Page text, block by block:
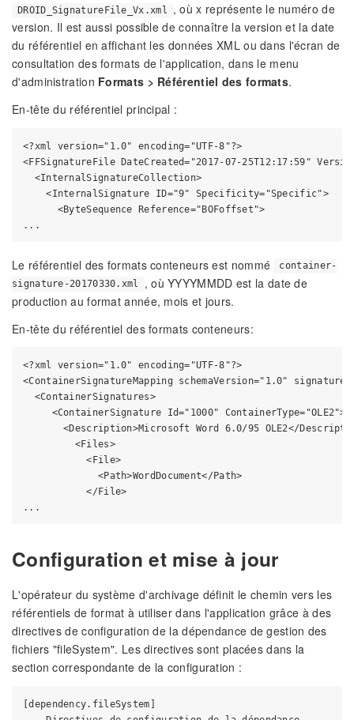
DROID_SignatureFile_Vx.xml
, où x représente le numéro de
version. Il est aussi possible de connaître la version et la date
du référentiel en affichant les données XML ou dans l'écran de
consultation des formats de l'application, dans le menu
d'administration Formats > Référentiel des formats.
En-tête du référentiel principal :
<?xml version="1.0" encoding="UTF-8"?>
<FFSignatureFile DateCreated="2017-07-25T12:17:59"
  <InternalSignatureCollection>
    <InternalSignature ID="9" Specificity="Specific">
      <ByteSequence Reference="BOFoffset">
Le référentiel des formats conteneurs est nommé
container-
signature-20170330.xml
, où YYYYMMDD est la date de
production au format année, mois et jours.
En-tête du référentiel des formats conteneurs:
<?xml version="1.0" encoding="UTF-8"?>
<ContainerSignatureMapping schemaVersion="1.0"
  <ContainerSignatures>
     <ContainerSignature Id="1000" ContainerType="OLE2">
<Description>Microsoft Word 6.0/95 OLE2</
         <Files>
           <File>
             <Path>WordDocument</Path>
           </File>
Configuration et mise à jour
L'opérateur du système d'archivage définit le chemin vers les
référentiels de format à utiliser dans l'application grâce à des
directives de configuration de la dépendance de gestion des
fichiers "fileSystem". Les directives sont placées dans la
section correspondante de la configuration :
[dependency.fileSystem]